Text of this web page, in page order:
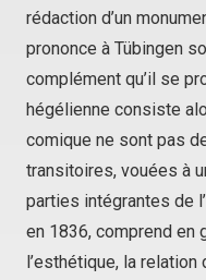
rédaction d’un
prononce à Tübingen
complément qu’il se
hégélienne consiste
comique ne sont pas
transitoires, vouées à
parties intégrantes de
en 1836, comprend en
l’esthétique, la relation